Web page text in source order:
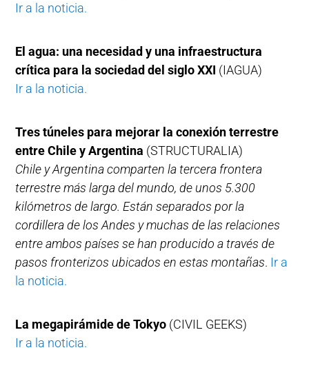
Ir a la noticia.
El agua: una necesidad y una infraestructura
crítica para la sociedad del siglo XXI (IAGUA)
Ir a la noticia.
Tres túneles para mejorar la conexión terrestre
entre Chile y Argentina (STRUCTURALIA)
Chile y Argentina comparten la tercera frontera
terrestre más larga del mundo, de unos 5.300
kilómetros de largo. Están separados por la
cordillera de los Andes y muchas de las relaciones
entre ambos países se han producido a través de
pasos fronterizos ubicados en estas montañas. Ir a
la noticia.
La megapirámide de Tokyo (CIVIL GEEKS)
Ir a la noticia.